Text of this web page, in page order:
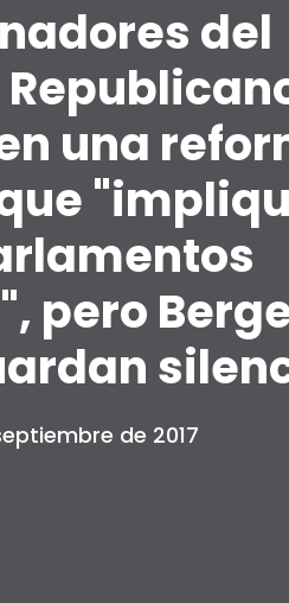
del
una
pero
de 2017